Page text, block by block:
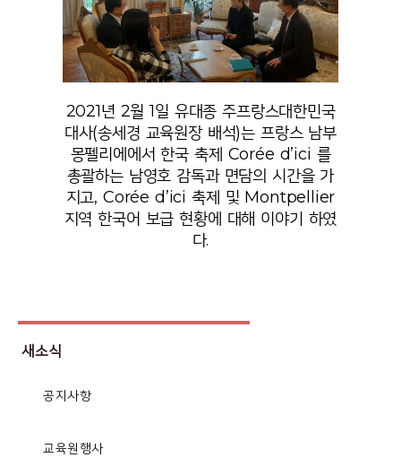
2021년 2월 1일 유대종 주프랑스대한민국
대사(송세경 교육원장 배석)는 프랑스 남부
몽펠리에에서 한국 축제 Corée d’ici 를
총괄하는 남영호 감독과 면담의 시간을 가
지고, Corée d’ici 축제 및 Montpellier
지역 한국어 보급 현황에 대해 이야기 하였
다.
새소식
공지사항
교육원행사